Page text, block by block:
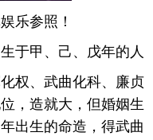
乐参照！
甲、己、戊年的人
权、武曲化科、廉贞
，造就大，但婚姻生
出生的命造，得武曲